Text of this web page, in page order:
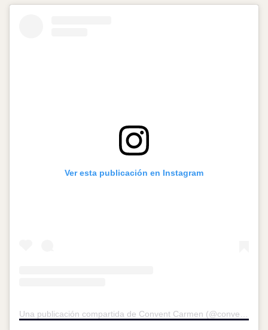
Ver esta publicación en Instagram
Una publicación compartida de Convent Carmen (@conventcarmen_)